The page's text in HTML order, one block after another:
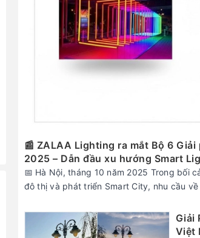
📰 ZALAA Lighting ra mắt Bộ 6
2025 – Dẫn đầu xu hướng Smart
📅 Hà Nội, tháng 10 năm 2025 Trong bối
đô thị và phát triển Smart City, nhu cầu
Giải
Việt